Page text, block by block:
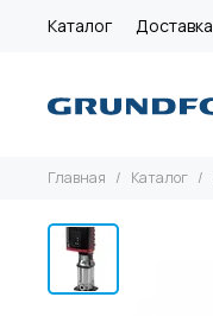
Каталог Доставка
Главная Каталог